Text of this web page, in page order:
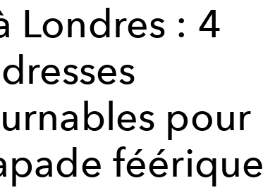
Londres : 4
pour
féérique